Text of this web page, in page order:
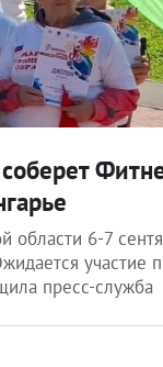
области 6-7
участие
пресс-служба